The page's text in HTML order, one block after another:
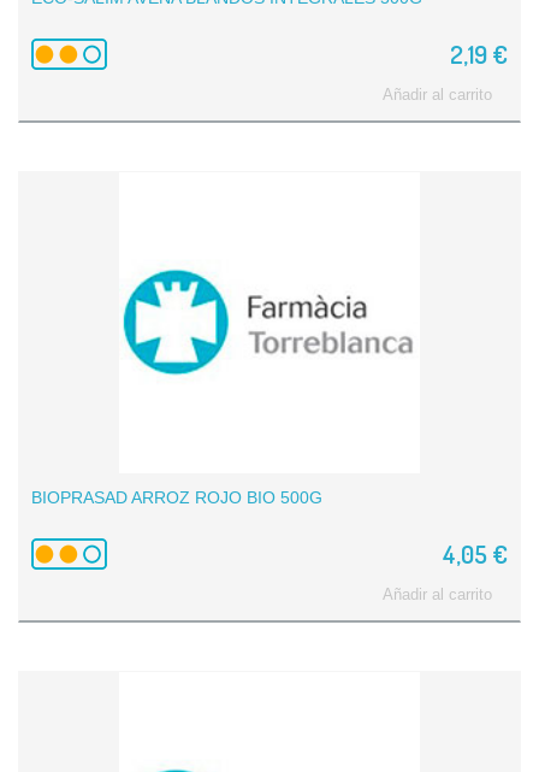
2,19 €
Añadir al carrito
BIOPRASAD ARROZ ROJO BIO 500G
4,05 €
Añadir al carrito